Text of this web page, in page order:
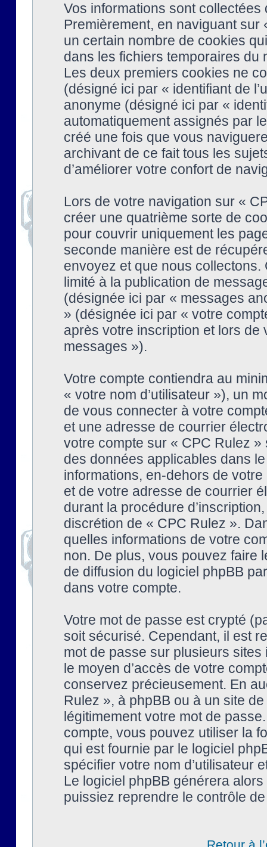
Vos informations sont
Premièrement, en naviguant
un certain nombre de cookies
dans les fichiers temporaires du
Les deux premiers cookies ne
(désigné ici par « identifiant de
anonyme (désigné ici par «
automatiquement assignés par
créé une fois que vous
archivant de ce fait tous les
d’améliorer votre confort de
Lors de votre navigation sur «
créer une quatrième sorte de
pour couvrir uniquement les
seconde manière est de
envoyez et que nous collectons.
limité à la publication de
(désignée ici par « messages
» (désignée ici par « votre
après votre inscription et lors
messages »).
Votre compte contiendra au
« votre nom d’utilisateur »), un
de vous connecter à votre
et une adresse de courrier
votre compte sur « CPC Rulez
des données applicables dans
informations, en-dehors de
et de votre adresse de courrier
durant la procédure
discrétion de « CPC Rulez ».
quelles informations de votre
non. De plus, vous pouvez faire
de diffusion du logiciel phpBB
dans votre compte.
Votre mot de passe est crypté
soit sécurisé. Cependant, il est
mot de passe sur plusieurs
le moyen d’accès de votre
conservez précieusement. En
Rulez », à phpBB ou à un site
légitimement votre mot de
compte, vous pouvez utiliser la
qui est fournie par le logiciel
spécifier votre nom d’utilisateur
Le logiciel phpBB générera
puissiez reprendre le contrôle